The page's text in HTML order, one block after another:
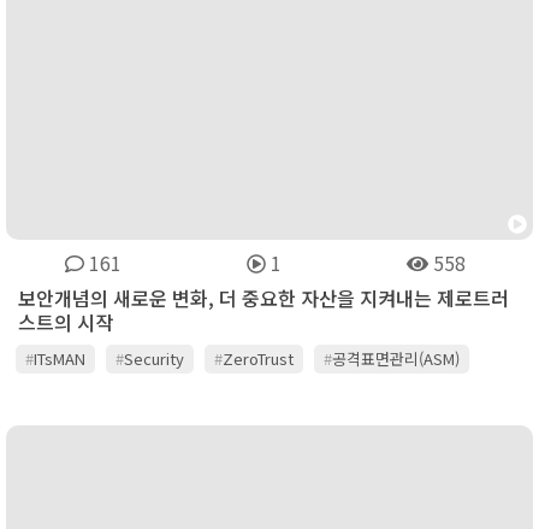
161 1
558
보안개념의 새로운 변화, 더 중요한 자산을 지켜내는 제로트러
스트의 시작
#ITsMAN #Security #ZeroTrust #공격표면관리(ASM)